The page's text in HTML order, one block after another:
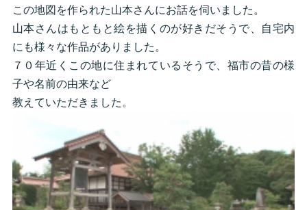
この地図を作られた山本さんにお話を伺いました。
山本さんはもともと絵を描くのが好きだそうで、自宅内
にも様々な作品がありました。
７０年近くこの地に住まれているそうで、福市の昔の様
子や名前の由来など
教えていただきました。